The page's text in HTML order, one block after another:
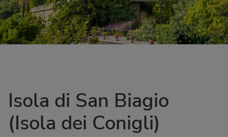
Isola di San Biagio
(Isola dei Conigli)